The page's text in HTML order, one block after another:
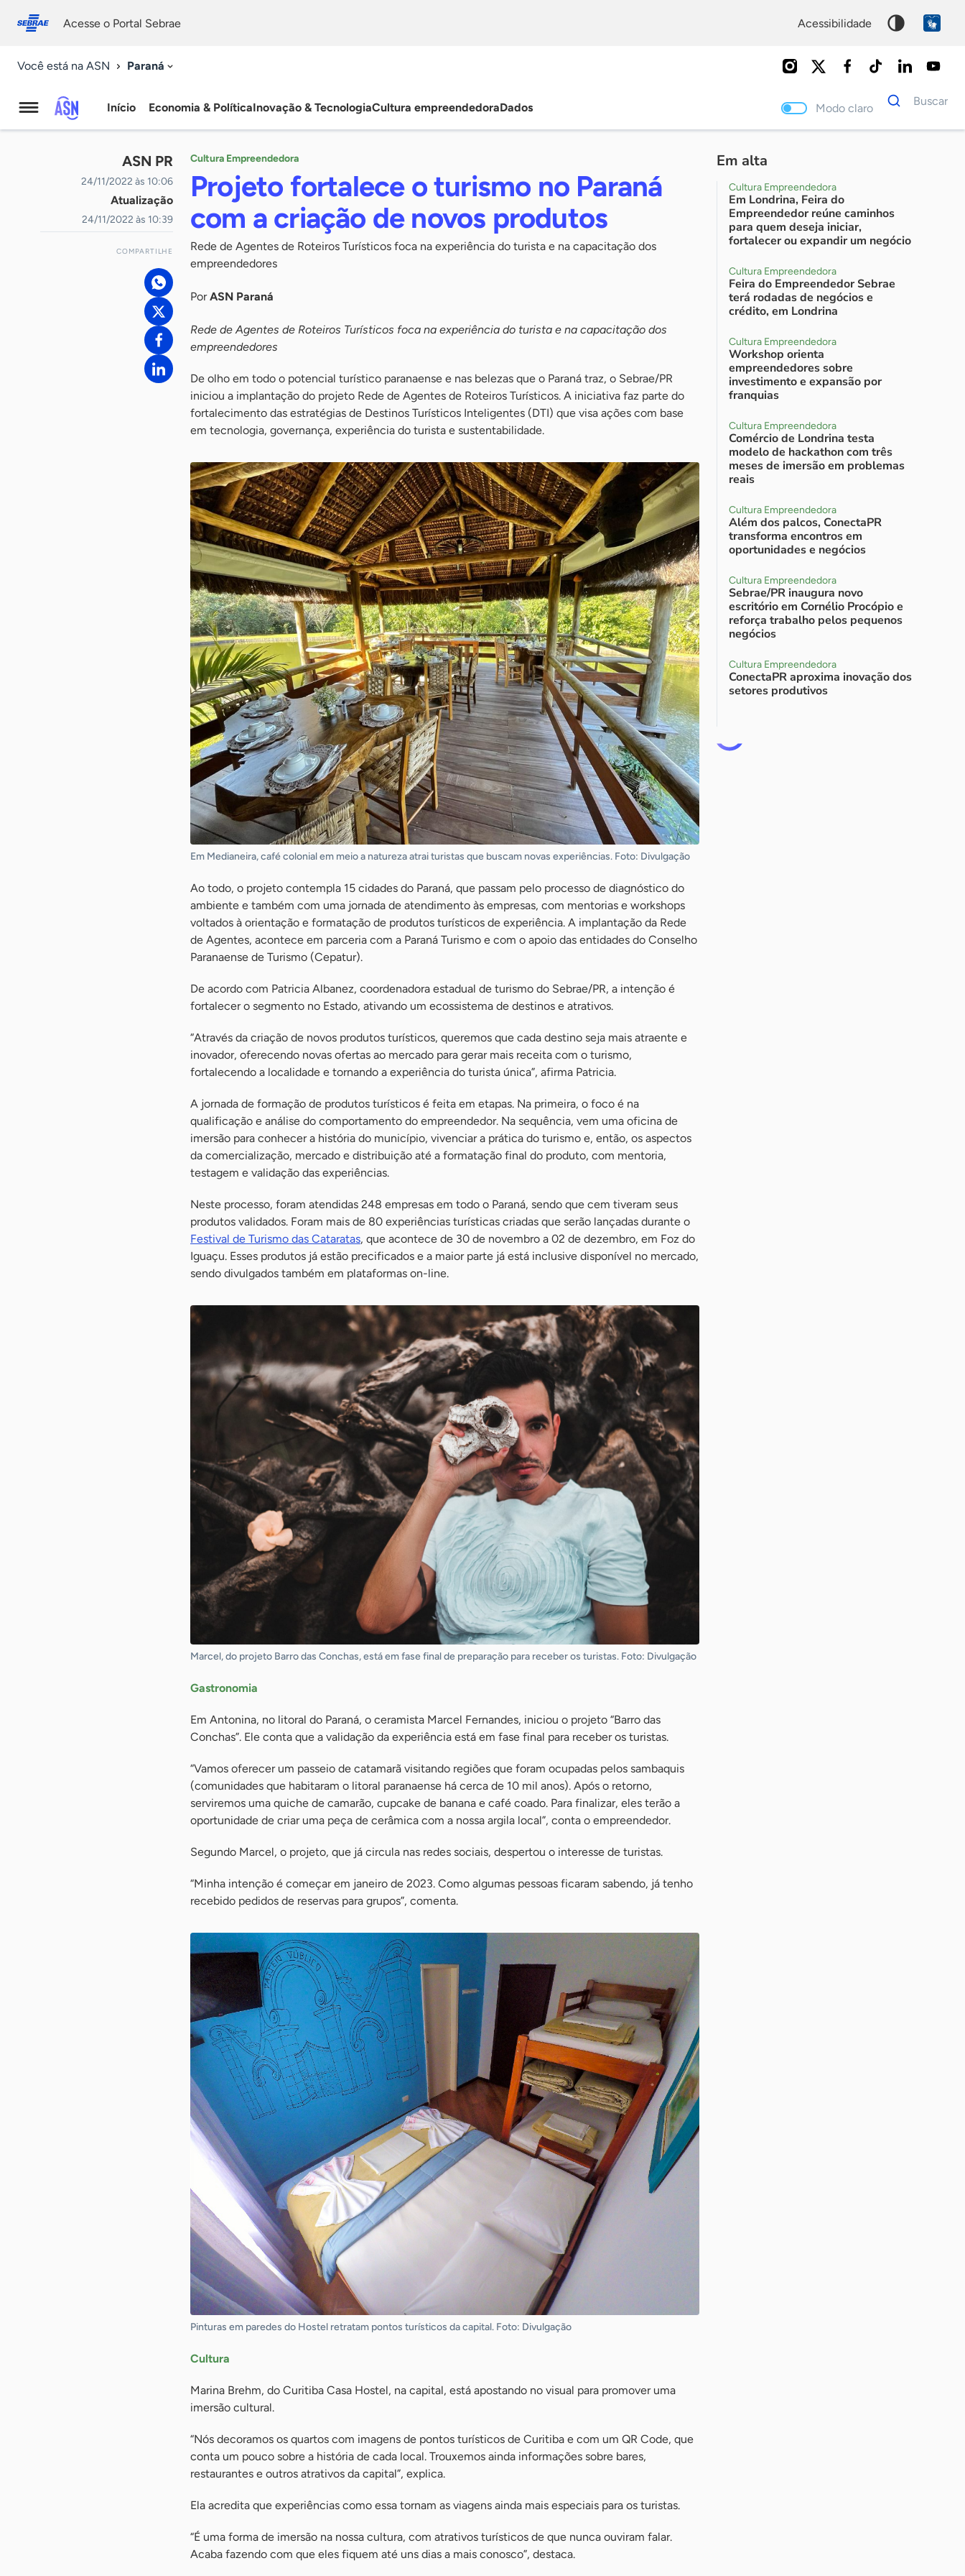
conosco
Acesse o Portal Sebrae acessibilidade
Você está na ASN Paraná
Agência
Sebrae
Notícias
Início Economia & PolíticaInovação & TecnologiaCultura empreendedoraDados Modo claro
Dados
para
Buscar
ASN PR
24/11/2022 às 10:06
Atualização
24/11/2022 às 10:39
COMPARTILHE
Cultura Empreendedora
Projeto fortalece o turismo no Paraná
com a criação de novos produtos
Rede de Agentes de Roteiros Turísticos foca na experiência do turista e na capacitação dos
empreendedores
PorASN Paraná
Rede de Agentes de Roteiros Turísticos foca na experiência do turista e na capacitação dos
empreendedores
De olho em todo o potencial turístico paranaense e nas belezas que o Paraná traz, o Sebrae/PR
iniciou a implantação do projeto Rede de Agentes de Roteiros Turísticos. A iniciativa faz parte do
fortalecimento das estratégias de Destinos Turísticos Inteligentes (DTI) que visa ações com base
em tecnologia, governança, experiência do turista e sustentabilidade.
Em Medianeira, café colonial em meio a natureza atrai turistas que buscam novas experiências. Foto: Divulgação
Ao todo, o projeto contempla 15 cidades do Paraná, que passam pelo processo de diagnóstico do
ambiente e também com uma jornada de atendimento às empresas, com mentorias e workshops
voltados à orientação e formatação de produtos turísticos de experiência. A implantação da Rede
de Agentes, acontece em parceria com a Paraná Turismo e com o apoio das entidades do Conselho
Paranaense de Turismo (Cepatur).
De acordo com Patricia Albanez, coordenadora estadual de turismo do Sebrae/PR, a intenção é
fortalecer o segmento no Estado, ativando um ecossistema de destinos e atrativos.
“Através da criação de novos produtos turísticos, queremos que cada destino seja mais atraente e
inovador, oferecendo novas ofertas ao mercado para gerar mais receita com o turismo,
fortalecendo a localidade e tornando a experiência do turista única”, afirma Patricia.
A jornada de formação de produtos turísticos é feita em etapas. Na primeira, o foco é na
qualificação e análise do comportamento do empreendedor. Na sequência, vem uma oficina de
imersão para conhecer a história do município, vivenciar a prática do turismo e, então, os aspectos
da comercialização, mercado e distribuição até a formatação final do produto, com mentoria,
testagem e validação das experiências.
Neste processo, foram atendidas 248 empresas em todo o Paraná, sendo que cem tiveram seus
produtos validados. Foram mais de 80 experiências turísticas criadas que serão lançadas durante o
Festival de Turismo das Cataratas, que acontece de 30 de novembro a 02 de dezembro, em Foz do
Iguaçu. Esses produtos já estão precificados e a maior parte já está inclusive disponível no mercado,
sendo divulgados também em plataformas on-line.
Marcel, do projeto Barro das Conchas, está em fase final de preparação para receber os turistas. Foto: Divulgação
Gastronomia
Em Antonina, no litoral do Paraná, o ceramista Marcel Fernandes, iniciou o projeto “Barro das
Conchas”. Ele conta que a validação da experiência está em fase final para receber os turistas.
“Vamos oferecer um passeio de catamarã visitando regiões que foram ocupadas pelos sambaquis
(comunidades que habitaram o litoral paranaense há cerca de 10 mil anos). Após o retorno,
serviremos uma quiche de camarão, cupcake de banana e café coado. Para finalizar, eles terão a
oportunidade de criar uma peça de cerâmica com a nossa argila local”, conta o empreendedor.
Segundo Marcel, o projeto, que já circula nas redes sociais, despertou o interesse de turistas.
“Minha intenção é começar em janeiro de 2023. Como algumas pessoas ficaram sabendo, já tenho
recebido pedidos de reservas para grupos”, comenta.
Pinturas em paredes do Hostel retratam pontos turísticos da capital. Foto: Divulgação
Cultura
Marina Brehm, do Curitiba Casa Hostel, na capital, está apostando no visual para promover uma
imersão cultural.
“Nós decoramos os quartos com imagens de pontos turísticos de Curitiba e com um QR Code, que
conta um pouco sobre a história de cada local. Trouxemos ainda informações sobre bares,
restaurantes e outros atrativos da capital”, explica.
Ela acredita que experiências como essa tornam as viagens ainda mais especiais para os turistas.
“É uma forma de imersão na nossa cultura, com atrativos turísticos de que nunca ouviram falar.
Acaba fazendo com que eles fiquem até uns dias a mais conosco”, destaca.
Em alta
Cultura Empreendedora
Em Londrina, Feira do
Empreendedor reúne caminhos
para quem deseja iniciar,
fortalecer ou expandir um negócio
Cultura Empreendedora
Feira do Empreendedor Sebrae
terá rodadas de negócios e
crédito, em Londrina
Cultura Empreendedora
Workshop orienta
empreendedores sobre
investimento e expansão por
franquias
Cultura Empreendedora
Comércio de Londrina testa
modelo de hackathon com três
meses de imersão em problemas
reais
Cultura Empreendedora
Além dos palcos, ConectaPR
transforma encontros em
oportunidades e negócios
Cultura Empreendedora
Sebrae/PR inaugura novo
escritório em Cornélio Procópio e
reforça trabalho pelos pequenos
negócios
Cultura Empreendedora
ConectaPR aproxima inovação dos
setores produtivos